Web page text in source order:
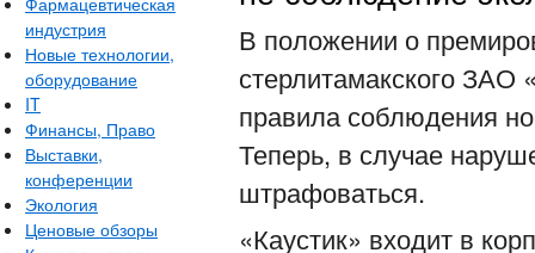
индустрия
Новые технологии,
оборудование
IT
Финансы, Право
Выставки,
конференции
Экология
Ценовые обзоры
В положении о
стерлитамакского ЗАО
правила соблюдения
Теперь, в случае
штрафоваться.
«Каустик» входит в